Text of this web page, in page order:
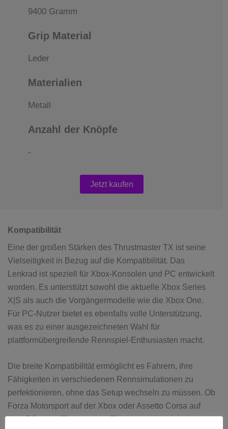
9400 Gramm
Grip Material
Leder
Materialien
Metall
Anzahl der Knöpfe
-
Jetzt kaufen
Kompatibilität
Eine der großen Stärken des Thrustmaster TX ist seine
Vielseitigkeit in Bezug auf die Kompatibilität. Das
Lenkrad ist speziell für Xbox-Konsolen und PC entwickelt
worden. Es unterstützt sowohl die aktuelle Xbox Series
X|S als auch die Vorgängermodelle wie die Xbox One.
Für PC-Nutzer bietet es ebenfalls volle Unterstützung,
was es zu einer ausgezeichneten Wahl für
plattformübergreifende Rennspiel-Enthusiasten macht.
Die breite Kompatibilität ermöglicht es Fahrern, ihre
Fähigkeiten in verschiedenen Rennsimulationen zu
perfektionieren, ohne das Setup wechseln zu müssen. Ob
Forza Motorsport auf der Xbox oder Assetto Corsa auf
dem PC – das Thrustmaster TX passt sich nahtlos an und